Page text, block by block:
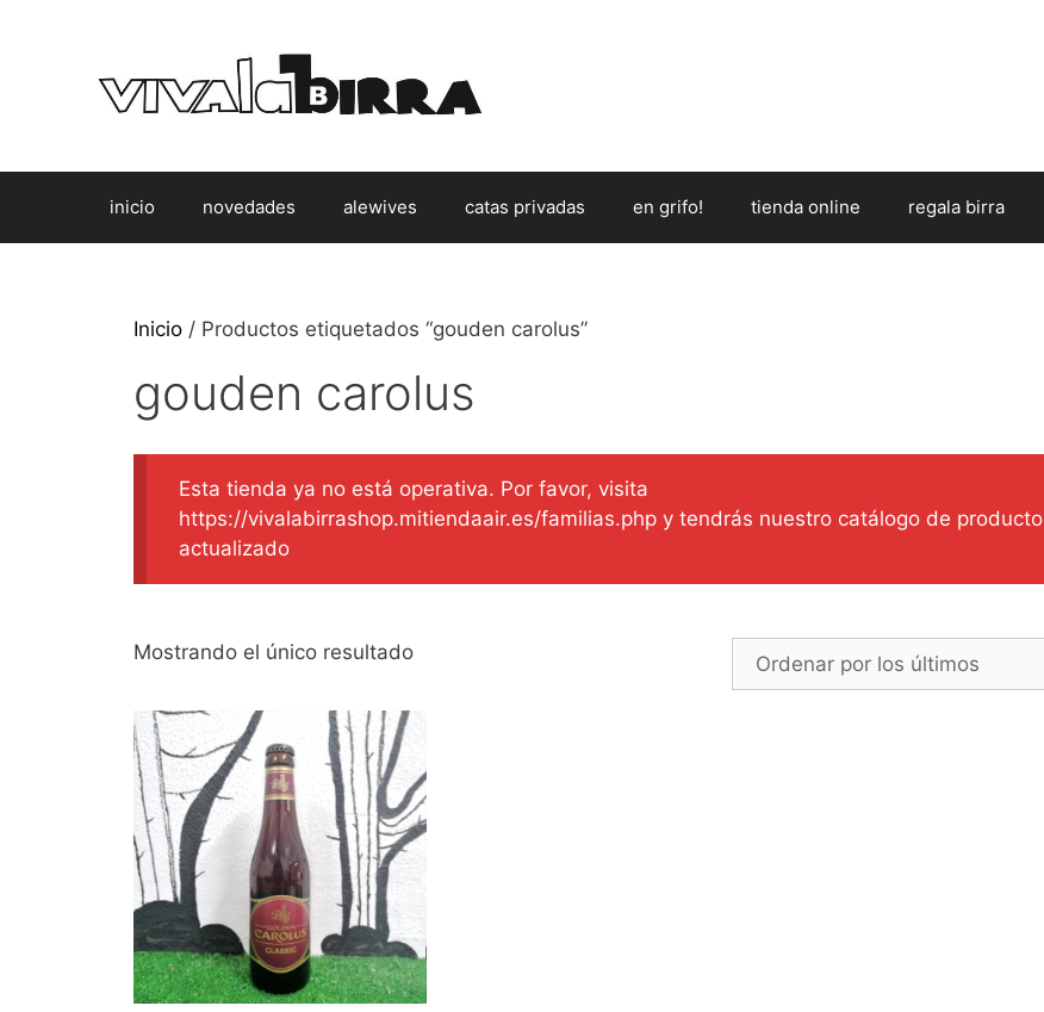
inicio novedades alewives catas privadas en grifo! tienda online regala birra
Inicio / Productos etiquetados “gouden carolus”
gouden carolus
Esta tienda ya no está operativa. Por favor, visita
https://vivalabirrashop.mitiendaair.es/familias.php y tendrás nuestro catálogo de producto
actualizado
Mostrando el único resultado